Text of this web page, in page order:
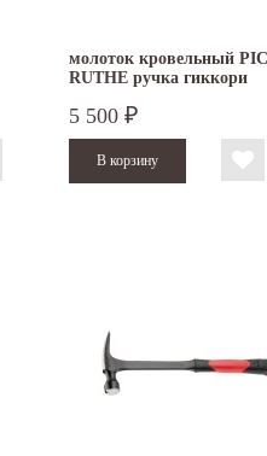
молоток кровельный
RUTHE ручка гиккори
5 500 ₽